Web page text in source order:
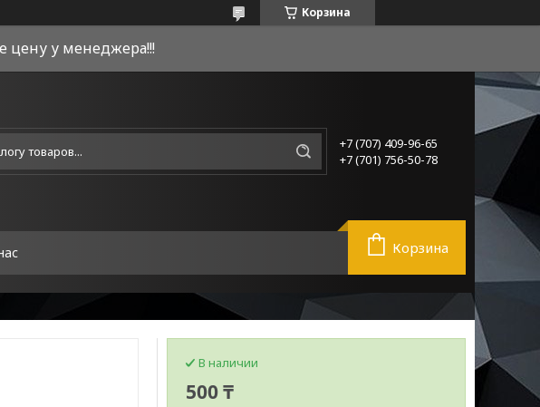
Корзина
цену у менеджера!!!
+7 (707) 409-96-65
+7 (701) 756-50-78
Корзина
В наличии
500 ₸